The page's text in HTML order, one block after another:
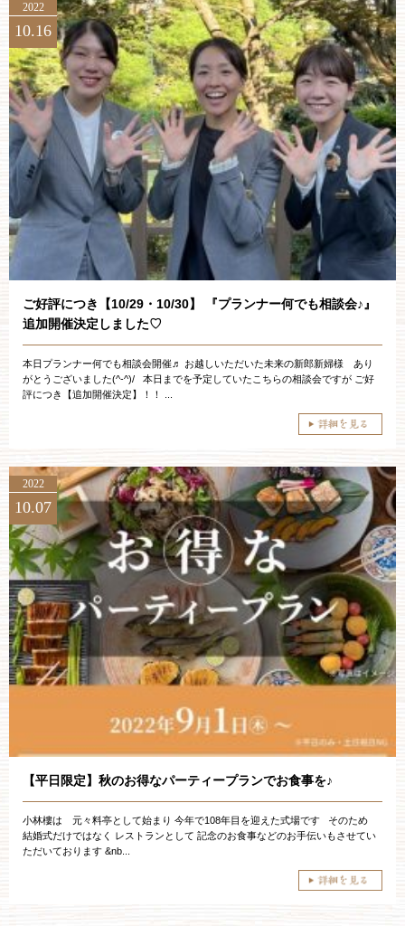
2022
10.16
ご好評につき【10/29・10/30】 『プランナー何でも相談会♪』
追加開催決定しました♡
本日プランナー何でも相談会開催♬ お越しいただいた未来の新郎新婦様 あり
がとうございました(^-^)/ 本日までを予定していたこちらの相談会ですが ご好
評につき【追加開催決定】！！ ...
2022
10.07
【平日限定】秋のお得なパーティープランでお食事を♪
小林樓は 元々料亭として始まり 今年で108年目を迎えた式場です そのため
結婚式だけではなく レストランとして 記念のお食事などのお手伝いもさせてい
ただいております &nb...
ブライダルフェア・見学ご希望のお客様
平日 12：00〜20：00 土日祝 9：00〜20：00
ご成約済み・ご列席のお客様
その他のお問い合わせ
11:00～19:00（火、水曜定休）
WEBからのお問い合わせ